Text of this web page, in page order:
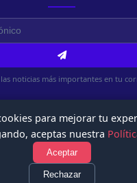
las noticias más importantes en tu
Todos los
Términos de Uso
para mejorar tu
aceptas nuestra
Aceptar
Rechazar